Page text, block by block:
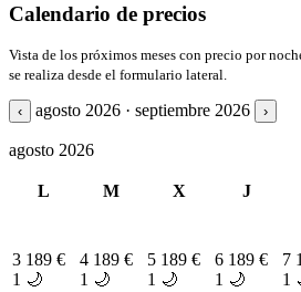
Calendario de precios
Vista de los próximos meses con precio por
se realiza desde el formulario lateral.
‹ agosto 2026 · septiembre 2026 ›
agosto 2026
L M X J
3 189 €
1 🌙
4 189 €
1 🌙
5 189 €
1 🌙
6 189 €
1 🌙
7
1